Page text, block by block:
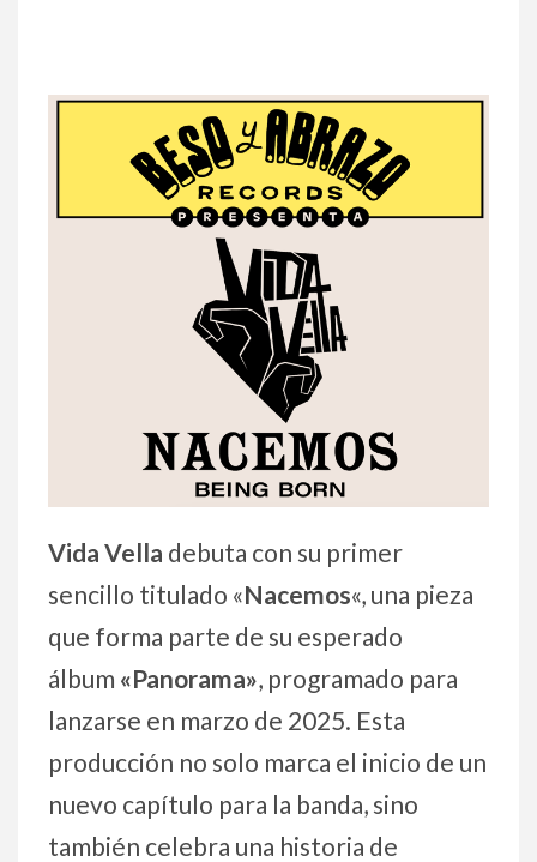
Vida Vella debuta con su primer
sencillo titulado «Nacemos«, una pieza
que forma parte de su esperado
álbum «Panorama», programado para
lanzarse en marzo de 2025. Esta
producción no solo marca el inicio de un
nuevo capítulo para la banda, sino
también celebra una historia de